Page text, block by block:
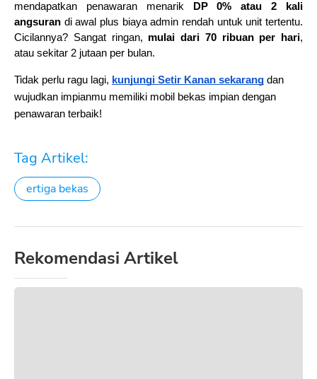
mendapatkan penawaran menarik DP 0% atau 2 kali
angsuran di awal plus biaya admin rendah untuk unit tertentu.
Cicilannya? Sangat ringan, mulai dari 70 ribuan per hari,
atau sekitar 2 jutaan per bulan.
Tidak perlu ragu lagi, kunjungi Setir Kanan sekarang dan
wujudkan impianmu memiliki mobil bekas impian dengan
penawaran terbaik!
Tag Artikel:
ertiga bekas
Rekomendasi Artikel